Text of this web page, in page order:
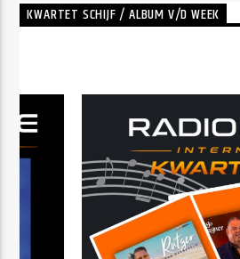
KWARTET SCHIJF / ALBUM V/D WEEK